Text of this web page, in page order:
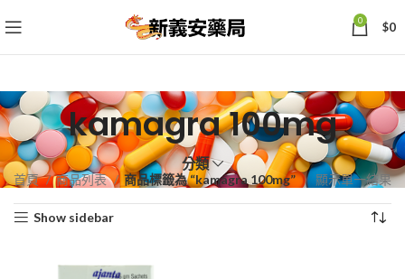
0 $0
kamagra 100mg
分類
首頁 商品列表 商品標籤為 “kamagra 100mg” 顯示單一結果
Show sidebar